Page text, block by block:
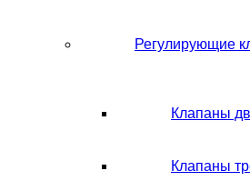
Регулирующие
Клапаны
Клапаны